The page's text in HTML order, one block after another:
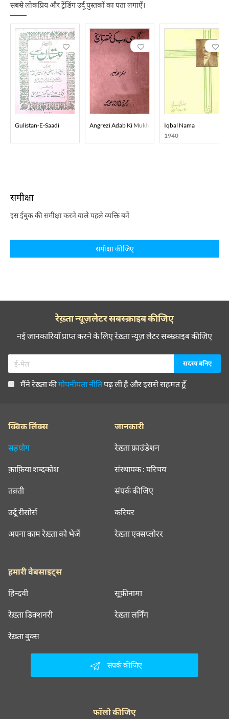
सबसे लोकप्रिय और ट्रेंडिंग उर्दू पुस्तकों का पता लगाएँ।
Gulistan-E-Saadi Angrezi Adab Ki Mukhtasar Tareekh
Iqbal Nama
1940
समीक्षा
इस ईबुक की समीक्षा करने वाले पहले व्यक्ति बनें
समीक्षा कीजिए
रेख़्ता न्यूज़लेटर सबस्क्राइब कीजिए
नई जानकारियाँ प्राप्त करने के लिए रेख़्ता न्यूज़ लेटर सब्स्क्राइब कीजिए
मैंने रेख़्ता कीगोपनीयता नीतिपढ़ ली है और इससे सहमत हूँ
क्विक लिंक्स
सहयोग
क़ाफ़िया शब्दकोश
तक़्ती
उर्दू रीसोर्स
अपना काम रेख़्ता को भेजें
जानकारी
रेख़्ता फ़ाउंडेशन
संस्थापक : परिचय
संपर्क कीजिए
करियर
रेख़्ता एक्सप्लोरर
हमारी वेबसाइट्स
हिन्दवी सूफ़ीनामा
रेख़्ता डिक्शनरी रेख़्ता लर्निंग
रेख़्ता बुक्स
संपर्क कीजिए
फॉलो कीजिए